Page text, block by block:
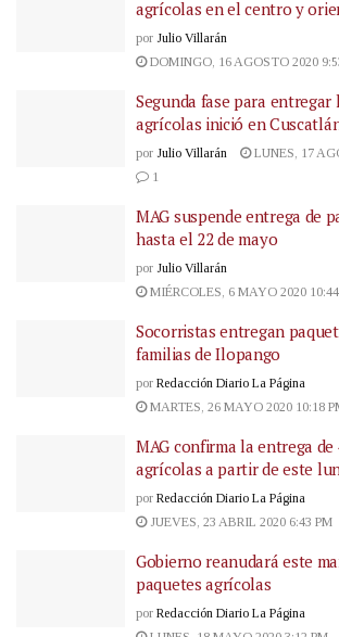
agrícolas en el centro y
por Julio Villarán
DOMINGO, 16 AGOSTO 2020
Segunda fase para entregar
agrícolas inició en
por Julio Villarán
LUNES, 17
1
MAG suspende entrega de
hasta el 22 de mayo
por Julio Villarán
MIÉRCOLES, 6 MAYO 2020
Socorristas entregan
familias de Ilopango
por Redacción Diario La Página
MARTES, 26 MAYO 2020 10:18
MAG confirma la entrega
agrícolas a partir de este
por Redacción Diario La Página
JUEVES, 23 ABRIL 2020 6:43 PM
Gobierno reanudará este
paquetes agrícolas
por Redacción Diario La Página